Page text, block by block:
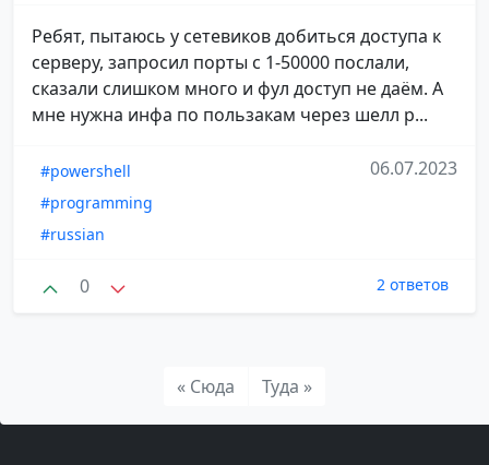
Ребят, пытаюсь у сетевиков добиться доступа к
серверу, запросил порты с 1-50000 послали,
сказали слишком много и фул доступ не даём. А
мне нужна инфа по пользакам через шелл р...
#powershell
#programming
#russian
06.07.2023
0 2 ответов
« Сюда Туда »